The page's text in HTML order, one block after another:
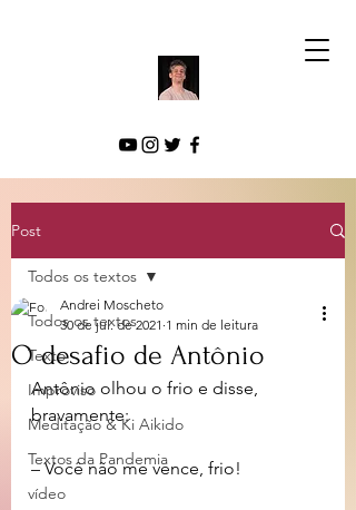
Post
Todos os textos
Texto
Improviso
Meditação & Ki Aikido
Textos da Pandemia
vídeo
Todos os textos
O desafio de Antônio
Andrei Moscheto
30 de jul. de 2021 1 min de leitura
Antônio olhou o frio e disse,
bravamente:
– Você não me vence, frio!